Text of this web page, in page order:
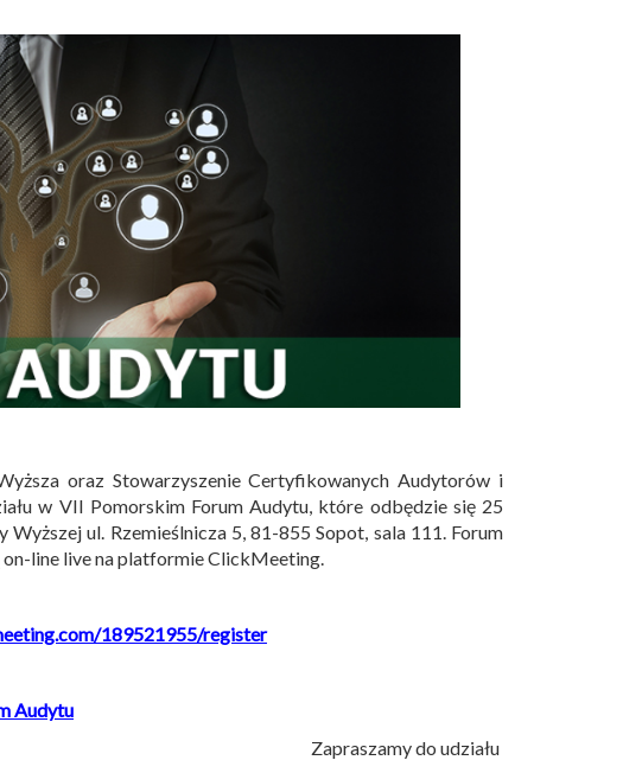
oraz Stowarzyszenie Certyfikowanych Audytorów i
w VII Pomorskim Forum Audytu, które odbędzie się 25
ul. Rzemieślnicza 5, 81-855 Sopot, sala 111. Forum
line live na platformie ClickMeeting.
189521955/register
Audytu
Zapraszamy do udziału